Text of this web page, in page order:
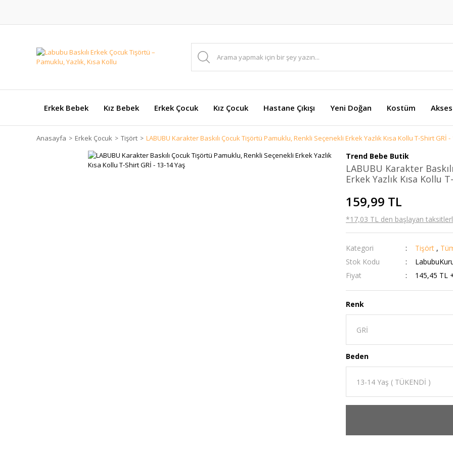
Erkek Bebek Kız Bebek Erkek Çocuk Kız Çocuk Hastane Çıkışı Yeni Doğan Kostüm
Anasayfa Erkek Çocuk Tişört LABUBU Karakter Baskılı Çocuk Tişörtü Pamuklu, Renkli Seçenekli Erkek Yazlık Kısa Kollu T-Shirt GRİ -
Trend Bebe Butik
LABUBU Karakter
Erkek Yazlık Kısa Kollu
159,99 TL
*17,03 TL den başlayan
Kategori Tişört ,
Stok Kodu
Fiyat
145,45 TL
Renk
Beden